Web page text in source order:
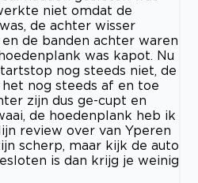
niet omdat de
de achter wisser
de banden achter waren
was kapot. Nu
nog steeds niet, de
nog steeds af en toe
zijn dus ge-cupt en
de hoedenplank heb ik
review over van Yperen
scherp, maar kijk de auto
is dan krijg je weinig